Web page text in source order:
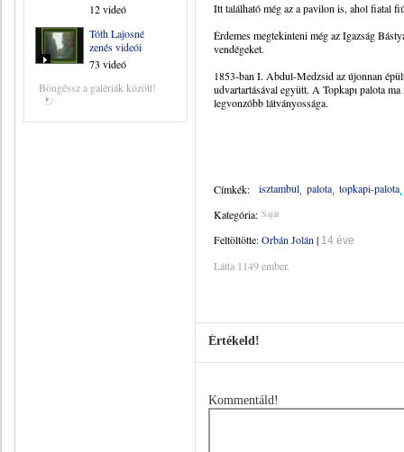
12 videó
Tóth Lajosné
zenés videói
73 videó
Böngéssz a galériák között!
Itt található még az a pavilon is, ahol fiatal
Érdemes megtekinteni még az Igazság
vendégeket.
1853-ban I. Abdul-Medzsid az újonnan
udvartartásával együtt. A Topkapı palota
legvonzóbb látványossága.
Címkék: isztambul palota topkapi-palota
Kategória: Saját
Feltöltötte:Orbán Jolán | 14 éve
Látta 1149 ember.
Értékeld!
Kommentáld!